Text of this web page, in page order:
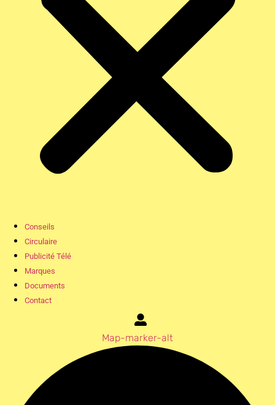
Conseils
Circulaire
Publicité Télé
Marques
Documents
Contact
Map-marker-alt